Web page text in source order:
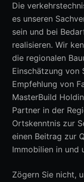
Die
es unseren
sein und bei
realisieren. Wir
die regionalen
Einschätzung von
Empfehlung von
MasterBuild
Partner in der
Ortskenntnis zur
einen Beitrag zur
Immobilien in und
Zögern Sie nicht,